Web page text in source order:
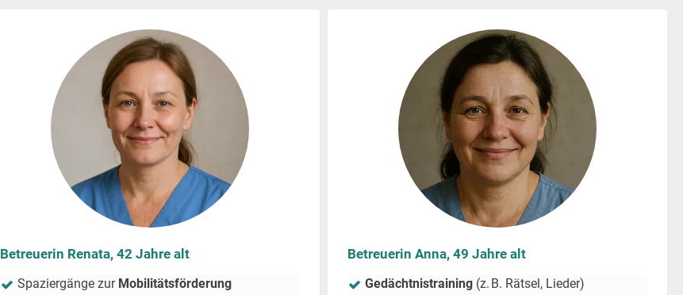
Betreuerin Renata, 42 Jahre alt
Spaziergänge zur Mobilitätsförderung
Betreuerin Anna, 49 Jahre alt
Gedächtnistraining (z. B. Rätsel, Lieder)